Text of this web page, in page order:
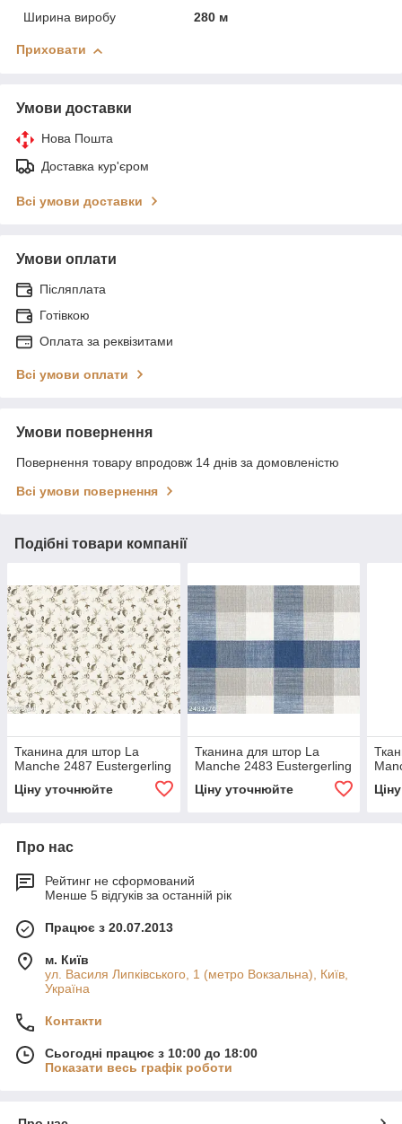
Ширина виробу
280 м
Приховати
Умови доставки
Нова Пошта
Доставка кур'єром
Всі умови доставки
Умови оплати
Післяплата
Готівкою
Оплата за реквізитами
Всі умови оплати
Умови повернення
Повернення товару впродовж 14 днів за домовленістю
Всі умови повернення
Подібні товари компанії
Тканина для штор La
Manche 2487 Eustergerling
Ціну уточнюйте
Тканина для штор La
Manche 2483 Eustergerling
Ціну уточнюйте
Про нас
Рейтинг не сформований
Менше 5 відгуків за останній рік
Працює з 20.07.2013
м. Київ
ул. Василя Липківського, 1 (метро Вокзальна), Київ,
Україна
Контакти
Сьогодні працює з 10:00 до 18:00
Показати весь графік роботи